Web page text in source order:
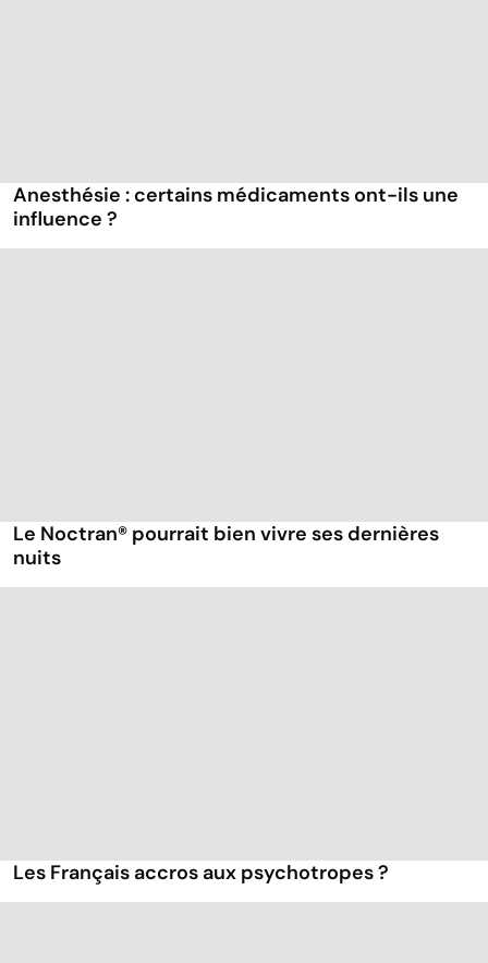
Anesthésie : certains médicaments ont-ils une
influence ?
Le Noctran® pourrait bien vivre ses dernières
nuits
Les Français accros aux psychotropes ?